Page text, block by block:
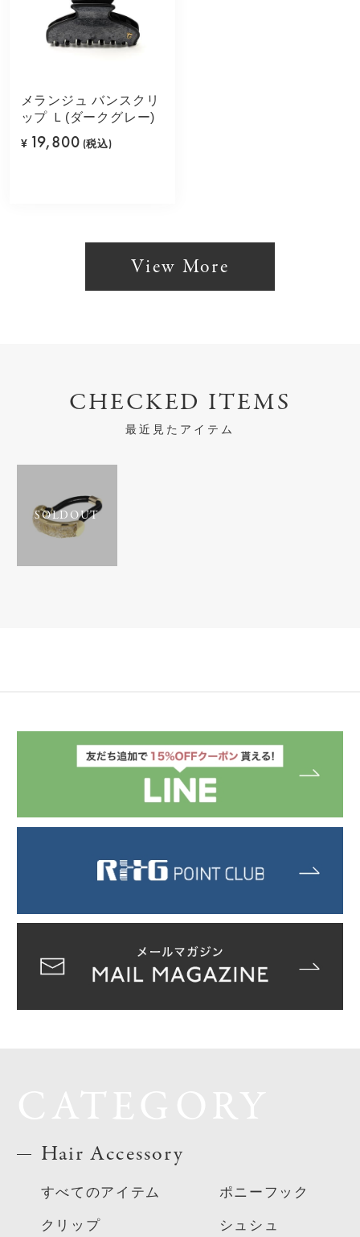
メランジュ バンスクリ
ップ Ｌ(ダークグレー)
¥ 19,800 (税込)
View More
CHECKED ITEMS
最近見たアイテム
SOLDOUT
Hair Accessory
すべてのアイテム
クリップ
ポニーフック
シュシュ